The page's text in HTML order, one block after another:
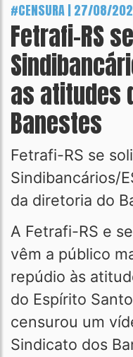
#CENSURA | 27/08/
Fetrafi-RS
as atitudes
Banestes
Fetrafi-RS se
Sindibancários/
da diretoria do
A Fetrafi-RS e
vêm a público
repúdio às
do Espírito
censurou um
Sindicato dos